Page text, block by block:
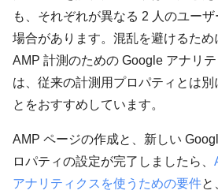
も、それぞれが異なる 2 人のユー
場合があります。混乱を避けるた
AMP 計測のための Google アナリ
は、従来の計測用プロパティとは別
とをおすすめしています。
AMP ページの作成と、新しい
ロパティの設定が完了しましたら、
アナリティクスを使うための要件と